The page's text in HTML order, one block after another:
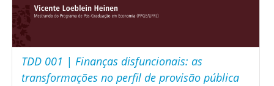
TDD 001 | Finanças disfuncionais: as
transformações no perfil de provisão pública